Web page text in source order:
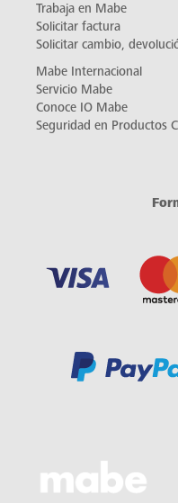
Trabaja en Mabe
Solicitar factura
Solicitar cambio,
Mabe Internacional
Servicio Mabe
Conoce IO Mabe
Seguridad en Productos